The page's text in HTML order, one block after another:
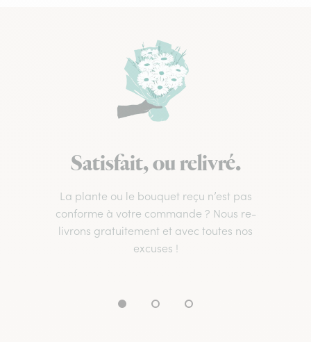
Satisfait, ou relivré.
La plante ou le bouquet reçu n’est pas
conforme à votre commande ? Nous re-
livrons gratuitement et avec toutes nos
excuses !